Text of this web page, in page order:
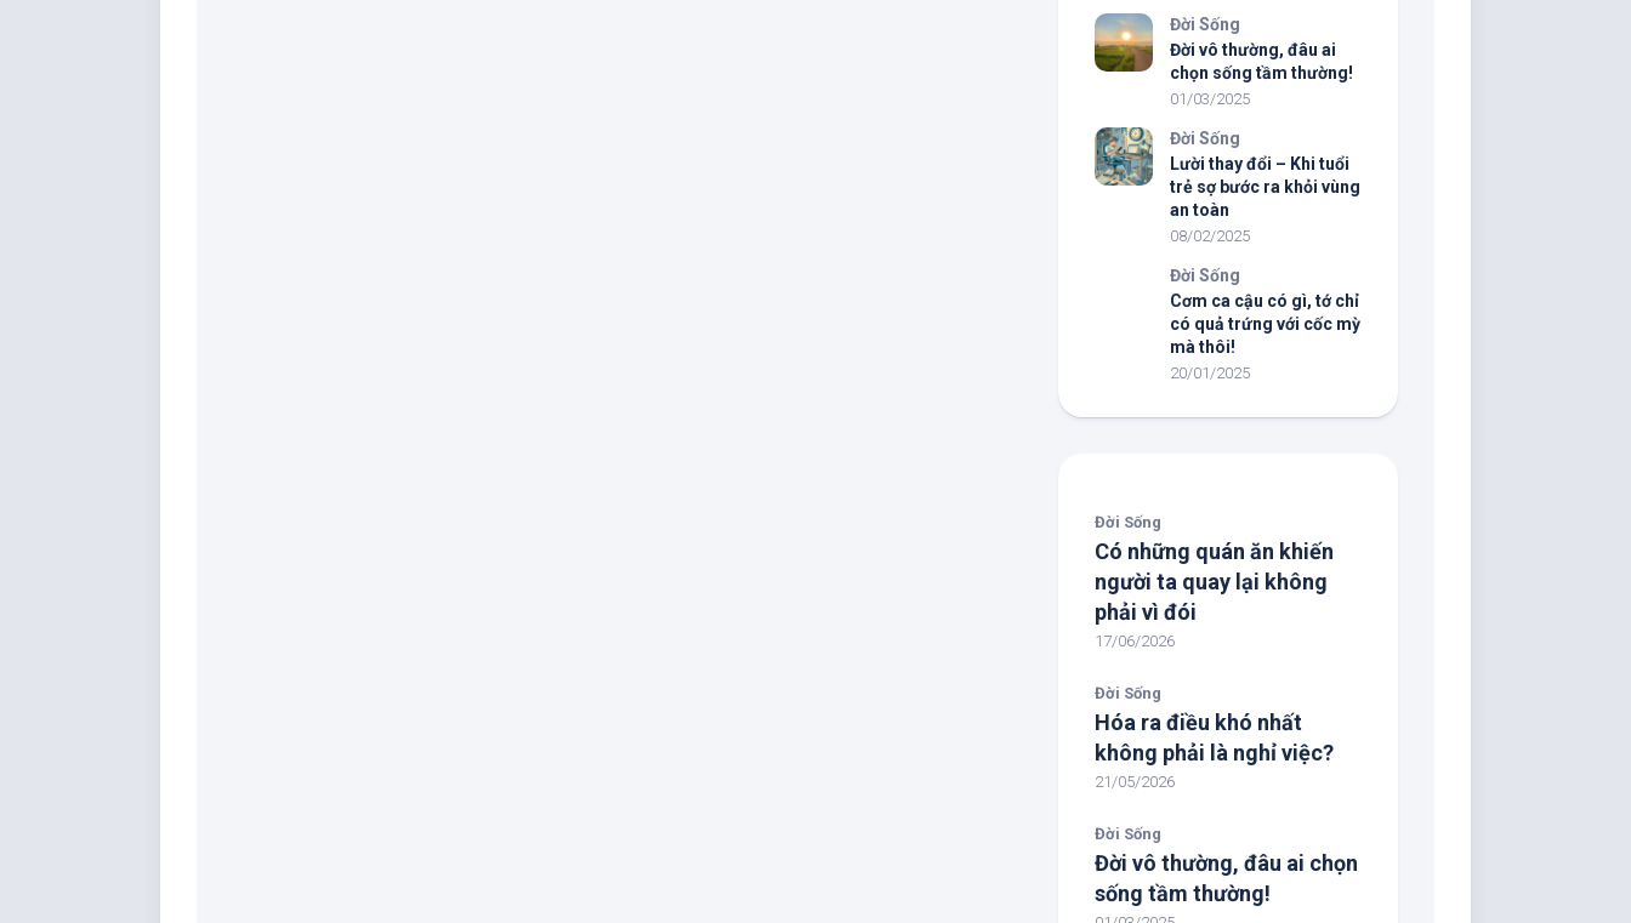
Đời Sống
Đời vô thường, đâu ai
chọn sống tầm thường!
01/03/2025
Đời Sống
Lười thay đổi – Khi tuổi
trẻ sợ bước ra khỏi vùng
an toàn
08/02/2025
Đời Sống
Cơm ca cậu có gì, tớ chỉ
có quả trứng với cốc mỳ
mà thôi!
20/01/2025
Đời Sống
Có những quán ăn khiến
người ta quay lại không
phải vì đói
17/06/2026
Đời Sống
Hóa ra điều khó nhất
không phải là nghỉ việc?
21/05/2026
Đời Sống
Đời vô thường, đâu ai chọn
sống tầm thường!